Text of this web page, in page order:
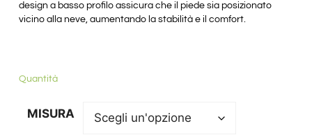
design a basso profilo assicura che il piede sia posizionato
vicino alla neve, aumentando la stabilità e il comfort.
Quantità
MISURA